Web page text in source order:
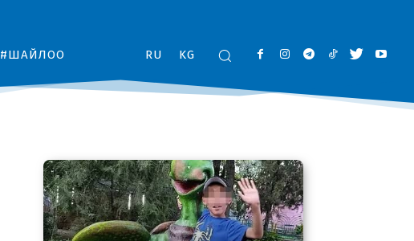
#ШАЙЛОО RU KG